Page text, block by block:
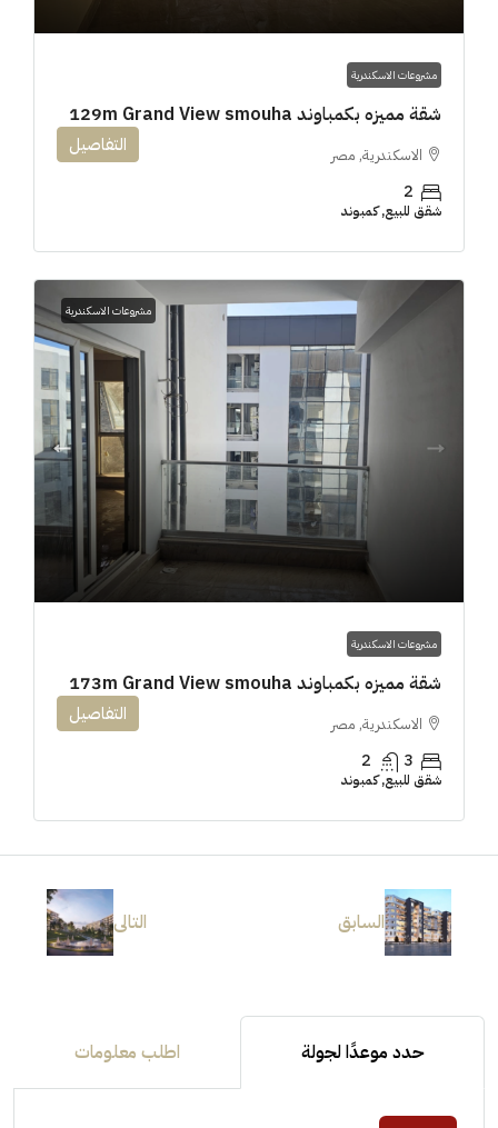
مشروعات الاسكندرية
شقة مميزه بكمباوند 129m Grand View smouha
الاسكندرية, مصر
2
شقق للبيع, كمبوند
التفاصيل
مشروعات الاسكندرية
مشروعات الاسكندرية
شقة مميزه بكمباوند 173m Grand View smouha
الاسكندرية, مصر
3
2
شقق للبيع, كمبوند
التفاصيل
السابق التالى
حدد موعدًا لجولة اطلب معلومات